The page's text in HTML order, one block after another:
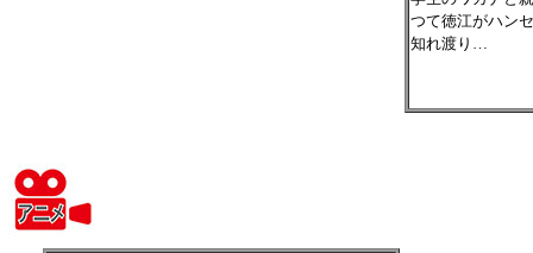
つて徳江がハン
知れ渡り…